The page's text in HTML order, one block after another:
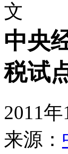
文
中央
税试
2011
来源：